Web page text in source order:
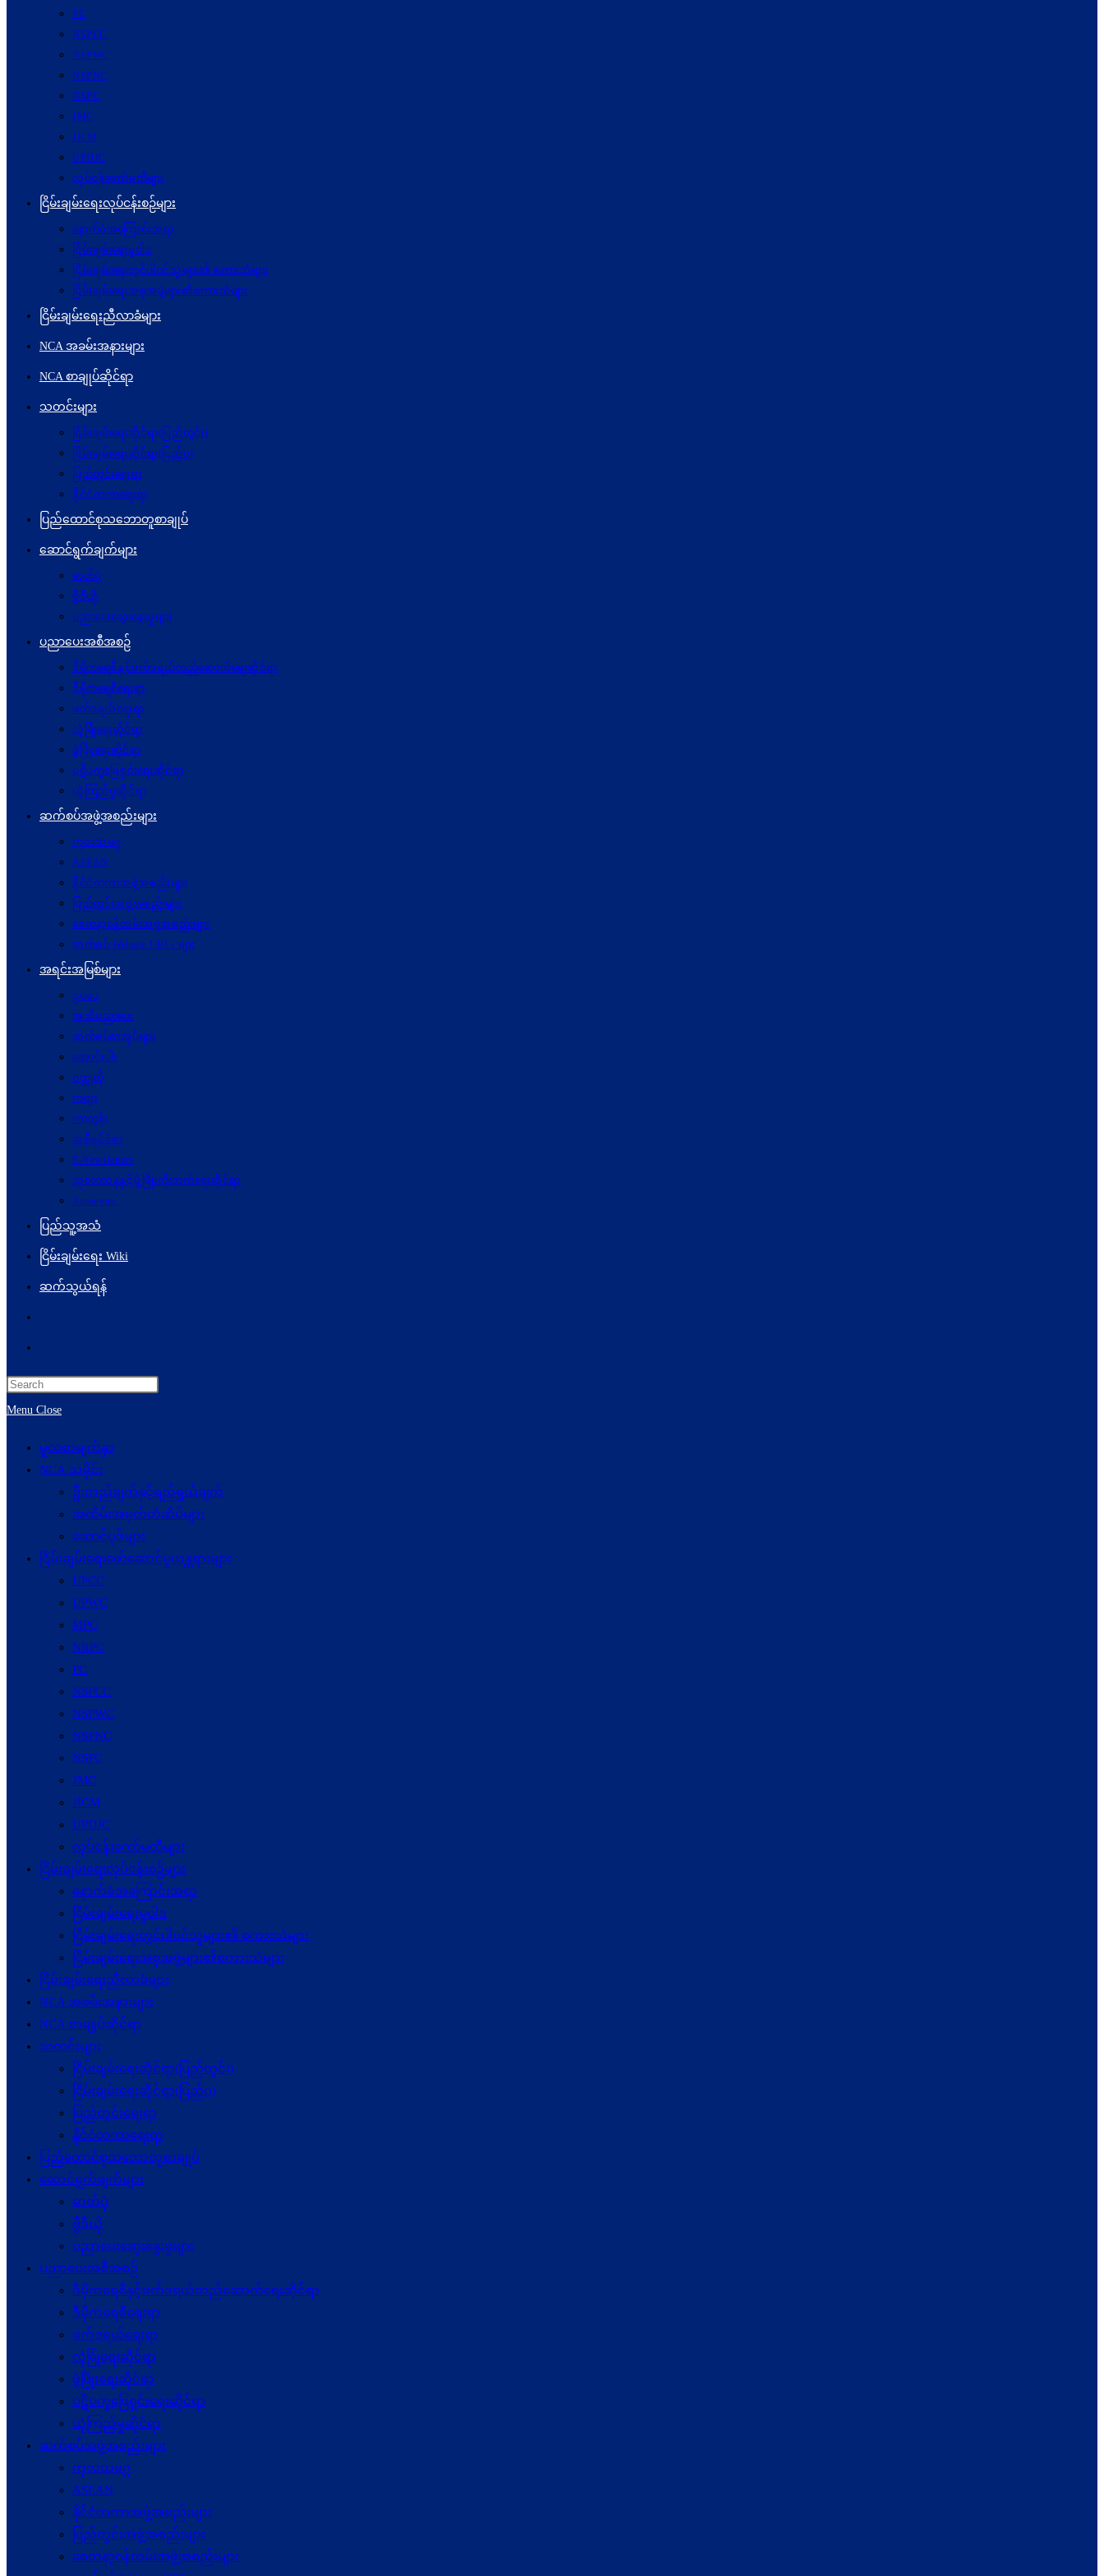
PC
NSPCC
NSPWC
NSPNC
NSPC
JMC
JICM
UPDJC
လုပ်ငန်းကော်မတီများ
ငြိမ်းချမ်းရေးလုပ်ငန်းစဉ်များ
နောက်ခံအကြောင်းအရာ
ငြိမ်းချမ်းရေးမူဝါဒ
ငြိမ်းချမ်းရေးတွင်ပါဝင်သူများ၏ စကားသံများ
ငြိမ်းချမ်းရေးအစုအဖွဲ့များ၏စကားသံများ
ငြိမ်းချမ်းရေးညီလာခံများ
NCA အခမ်းအနားများ
NCA စာချုပ်ဆိုင်ရာ
သတင်းများ
ငြိမ်းချမ်းရေးဆိုင်ရာ(ပြည်တွင်း)
ငြိမ်းချမ်းရေးဆိုင်ရာ(ပြည်ပ)
ပြည်တွင်းရေးရာ
နိုင်ငံတကာရေးရာ
ပြည်ထောင်စုသဘောတူစာချုပ်
ဆောင်ရွက်ချက်များ
ဓာတ်ပုံ
ဗွီဒီယို
ပညာပေးဆွေးနွေးမှုများ
ပညာပေးအစီအစဉ်
ဒီမိုကရေစီနှင့်ဖက်ဒရယ်တည်ဆောက်ရေးဆိုင်ရာ
ဒီမိုကရေစီရေးရာ
ဖက်ဒရယ်ရေးရာ
လုံခြုံရေးဆိုင်ရာ
ဖွံဖြိုးရေးဆိုင်ရာ
ပဋိပက္ခ‌ဖြေရှင်းရေးဆိုင်ရာ
ယုံကြည်မှုဆိုင်ရာ
ဆက်စပ်အဖွဲ့အစည်းများ
ကုလသမဂ္ဂ
ASEAN
နိုင်ငံတကာအဖွဲ့အစည်းများ
ပြည်တွင်းအဖွဲ့အစည်းများ
စေတနာ့ဝန်ထမ်းအဖွဲ့အစည်းများ
ဆက်စပ် Website URLs များ
အရင်းအမြစ်များ
ဥပဒေ
အသိပညာပေး
ဆက်စပ်စာအုပ်များ
ဆောင်းပါး
ဝတ္ထုတို
ကဗျာ
ကာတွန်း
အစီရင်ခံစာ
E-Newsletters
သုတေသနနှင့်ဖွံ့ဖြိုးတိုးတက်ရေးဆိုင်ရာ
Acronyms
ပြည်သူ့အသံ
ငြိမ်းချမ်းရေး Wiki
ဆက်သွယ်ရန်
search
Menu Close
မူလစာမျက်နှာ
NCA သမိုင်း
ဦးတည်ချက်နှင့်ရည်ရွယ်ချက်
အထိမ်းအမှတ်တံဆိပ်များ
ဆောင်ပုဒ်များ
ငြိမ်းချမ်းရေးဖော်‌ဆောင်မှုယန္တရားများ
UPCC
UPWC
MPC
NRPC
PC
NSPCC
NSPWC
NSPNC
NSPC
JMC
JICM
UPDJC
လုပ်ငန်းကော်မတီများ
ငြိမ်းချမ်းရေးလုပ်ငန်းစဉ်များ
နောက်ခံအကြောင်းအရာ
ငြိမ်းချမ်းရေးမူဝါဒ
ငြိမ်းချမ်းရေးတွင်ပါဝင်သူများ၏ စကားသံများ
ငြိမ်းချမ်းရေးအစုအဖွဲ့များ၏စကားသံများ
ငြိမ်းချမ်းရေးညီလာခံများ
NCA အခမ်းအနားများ
NCA စာချုပ်ဆိုင်ရာ
သတင်းများ
ငြိမ်းချမ်းရေးဆိုင်ရာ(ပြည်တွင်း)
ငြိမ်းချမ်းရေးဆိုင်ရာ(ပြည်ပ)
ပြည်တွင်းရေးရာ
နိုင်ငံတကာရေးရာ
ပြည်ထောင်စုသဘောတူစာချုပ်
ဆောင်ရွက်ချက်များ
ဓာတ်ပုံ
ဗွီဒီယို
ပညာပေးဆွေးနွေးမှုများ
ပညာပေးအစီအစဉ်
ဒီမိုကရေစီနှင့်ဖက်ဒရယ်တည်ဆောက်ရေးဆိုင်ရာ
ဒီမိုကရေစီရေးရာ
ဖက်ဒရယ်ရေးရာ
လုံခြုံရေးဆိုင်ရာ
ဖွံဖြိုးရေးဆိုင်ရာ
ပဋိပက္ခ‌ဖြေရှင်းရေးဆိုင်ရာ
ယုံကြည်မှုဆိုင်ရာ
ဆက်စပ်အဖွဲ့အစည်းများ
ကုလသမဂ္ဂ
ASEAN
နိုင်ငံတကာအဖွဲ့အစည်းများ
ပြည်တွင်းအဖွဲ့အစည်းများ
စေတနာ့ဝန်ထမ်းအဖွဲ့အစည်းများ